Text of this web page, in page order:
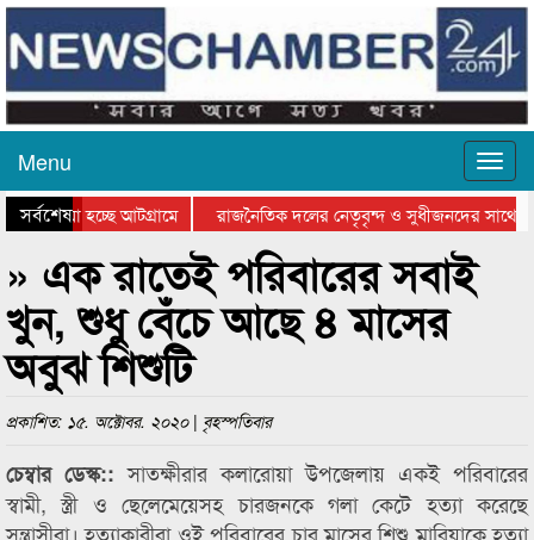
Menu
সর্বশেষ
যাওয়া হচ্ছে আটগ্রামে
রাজনৈতিক দলের নেতৃবৃন্দ ও সুধীজনদের সাথে
সিলেটে বাংলাদেশ গ্রুপ থিয়েটার ফেডারেশানের
» এক রাতেই পরিবারের সবাই
খুন, শুধু বেঁচে আছে ৪ মাসের
অবুঝ শিশুটি
প্রকাশিত: ১৫. অক্টোবর. ২০২০ | বৃহস্পতিবার
চেম্বার ডেস্ক::সাতক্ষীরার কলারোয়া উপজেলায় একই পরিবারের
স্বামী, স্ত্রী ও ছেলেমেয়েসহ চারজনকে গলা কেটে হত্যা করেছে
সন্ত্রাসীরা। হত্যাকারীরা ওই পরিবারের চার মাসের শিশু মারিয়াকে হত্যা